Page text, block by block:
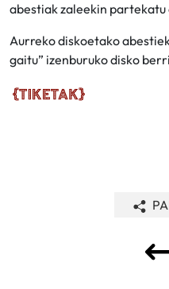
abestiak zaleekin partekatu
Aurreko diskoetako
gaitu” izenburuko disko